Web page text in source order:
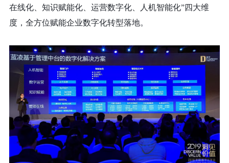
在线化、知识赋能化、运营数字化、人机智能化”四大维
度，全方位赋能企业数字化转型落地。